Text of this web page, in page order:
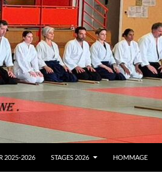
2025-2026 STAGES 2026 HOMMAGE